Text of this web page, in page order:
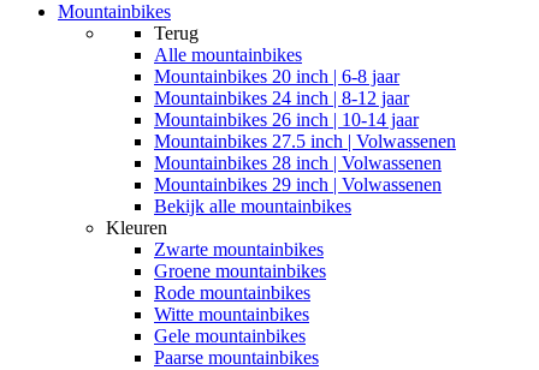
Mountainbikes
Terug
Alle mountainbikes
Mountainbikes 20 inch | 6-8 jaar
Mountainbikes 24 inch | 8-12 jaar
Mountainbikes 26 inch | 10-14 jaar
Mountainbikes 27.5 inch | Volwassenen
Mountainbikes 28 inch | Volwassenen
Mountainbikes 29 inch | Volwassenen
Bekijk alle mountainbikes
Kleuren
Zwarte mountainbikes
Groene mountainbikes
Rode mountainbikes
Witte mountainbikes
Gele mountainbikes
Paarse mountainbikes